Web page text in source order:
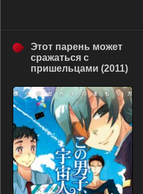
Этот парень может
сражаться с
пришельцами (2011)